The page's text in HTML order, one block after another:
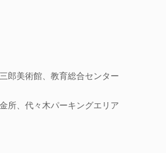
郎美術館、教育総合センター
所、代々木パーキングエリア